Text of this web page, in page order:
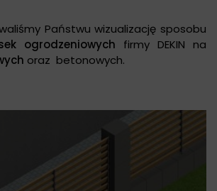
Państwu wizualizację sposobu
ogrodzeniowych firmy DEKIN na
oraz betonowych.